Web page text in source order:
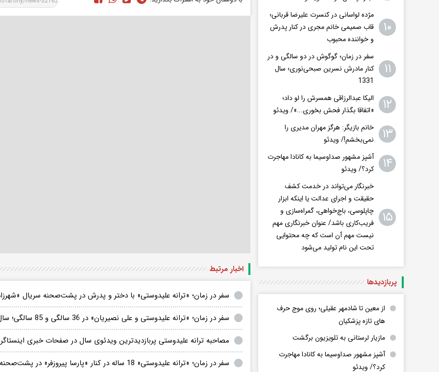
اخبار مرتبط
سفر در زمان؛ «ترانه علیدوستی» با دختر و پدرش در پشت‌صحنه سریال
سفر در زمان؛ «ترانه علیدوستی و علی نصیریان» در 36 سالگی و 85 سالگی؛ سال 98
مصاحبه ترانه علیدوستی پربازدیدترین ویدئوی سال در صفحات خبری
سفر در زمان؛ «ترانه علیدوستی» 18 ساله در کنار «پارسا پیروزفر» در پشت‌صحنه اولین فیلمش
۱۰
مژده لواسانی در کنسرت علیرضا قربانی؛
قاب صمیمی خانم مجری در کنار پدرش
و خواننده محبوب
۱۱
سفر در زمان؛ گوگوش در دو سالگی و در
کنار مادرش نسرین صبحی‌نوری؛ سال
1331
۱۲
الیکا عبدالرزاقی همسرش را لو داد؛
«اتفاقا بگذار فحش بخوری...»/ ویدئو
۱۳
خانم بازیگر: هرگز مهران مدیری را
نمی‌بخشم!/ ویدئو
۱۴
آشپز مشهور صداوسیما به کانادا مهاجرت
کرد؟/ ویدئو
۱۵
خبرنگار می‌تواند در خدمت کشف
حقیقت و اجرای عدالت یا اینکه ابزار
چاپلوسی، باج‌خواهی، گمراه‌سازی و
فریب‌کاری باشد/ عنوان خبرنگاری مهم
نیست مهم آن است که چه محتوایی
تحت این نام تولید می‌شود
پربازدید‌ها
از معین تا شادمهر عقیلی؛ روی موج حرف
های تازه پزشکیان
مازیار لرستانی به تلویزیون برگشت
آشپز مشهور صداوسیما به کانادا مهاجرت
کرد؟/ ویدئو